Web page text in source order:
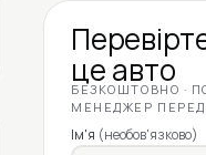
це авто
БЕЗКОШТОВНО ·
МЕНЕДЖЕР
Ім'я (необов'язково)